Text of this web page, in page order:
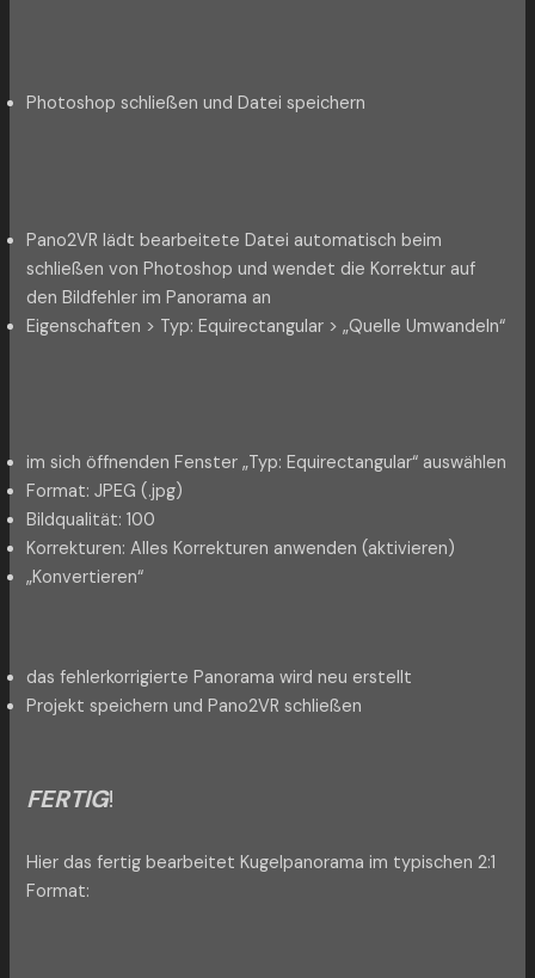
Photoshop schließen und Datei speichern
Pano2VR lädt bearbeitete Datei automatisch beim
schließen von Photoshop und wendet die Korrektur auf
den Bildfehler im Panorama an
Eigenschaften > Typ: Equirectangular > „Quelle Umwandeln“
im sich öffnenden Fenster „Typ: Equirectangular“ auswählen
Format: JPEG (.jpg)
Bildqualität: 100
Korrekturen: Alles Korrekturen anwenden (aktivieren)
„Konvertieren“
das fehlerkorrigierte Panorama wird neu erstellt
Projekt speichern und Pano2VR schließen
FERTIG!
Hier das fertig bearbeitet Kugelpanorama im typischen 2:1
Format: